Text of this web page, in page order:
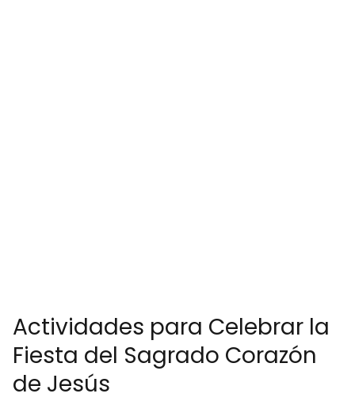
Actividades para Celebrar la
Fiesta del Sagrado Corazón
de Jesús